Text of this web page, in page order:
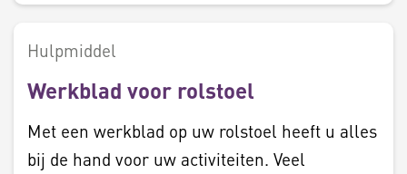
Hulpmiddel
Werkblad voor rolstoel
Met een werkblad op uw rolstoel heeft u alles
bij de hand voor uw activiteiten. Veel